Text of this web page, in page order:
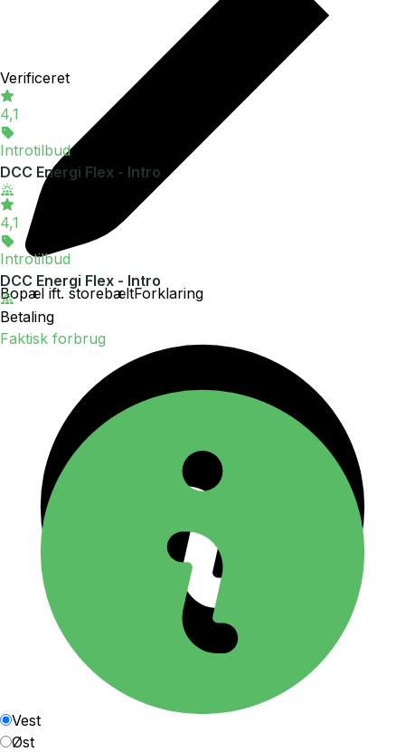
Bopæl ift. storebæltForklaring
Vest
Øst
Verificeret
4,1
Introtilbud
DCC Energi Flex - Intro
4,1
Introtilbud
DCC Energi Flex - Intro
Betaling
Faktisk forbrug